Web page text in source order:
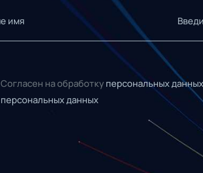
Согласен на обработку персональных
персональных данных